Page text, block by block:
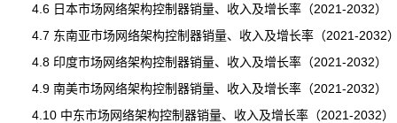
4.6 日本市场网络架构控制器销量、收入及增长率（2021-2032）
4.7 东南亚市场网络架构控制器销量、收入及增长率（2021-2032
4.8 印度市场网络架构控制器销量、收入及增长率（2021-2032）
4.9 南美市场网络架构控制器销量、收入及增长率（2021-2032）
4.10 中东市场网络架构控制器销量、收入及增长率（2021-2032）